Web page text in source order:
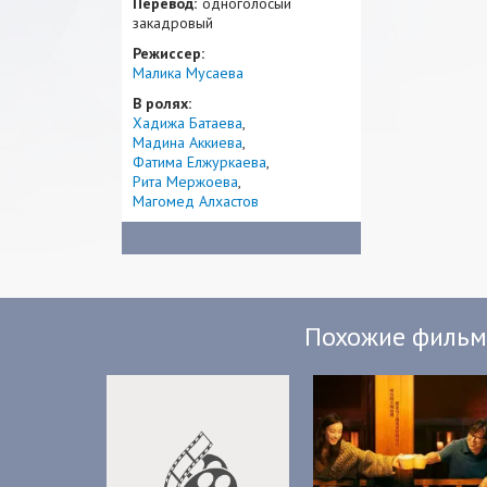
закадровый
Режиссер:
Малика Мусаева
В ролях:
Хадижа Батаева
Мадина Аккиева
Фатима Елжуркаева
Рита Мержоева
Магомед Алхастов
Похожие